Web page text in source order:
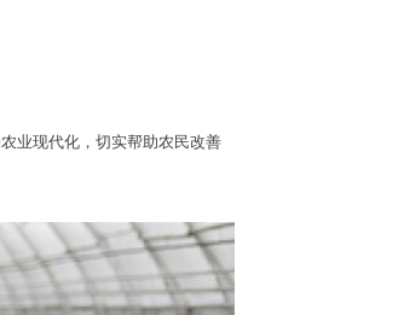
业现代化，切实帮助农民改善